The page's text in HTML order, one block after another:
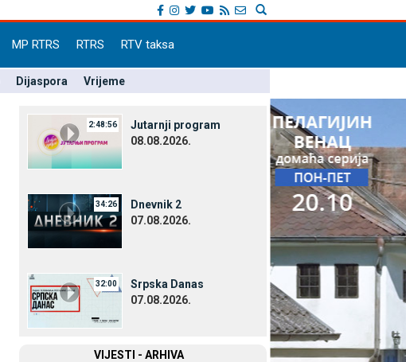
MP RTRS RTRS RTV taksa
Dijaspora Vrijeme
2:48:56
Јutarnji program
08.08.2026.
34:26
Dnevnik 2
07.08.2026.
32:00
Srpska Danas
07.08.2026.
VIЈESTI - ARHIVA